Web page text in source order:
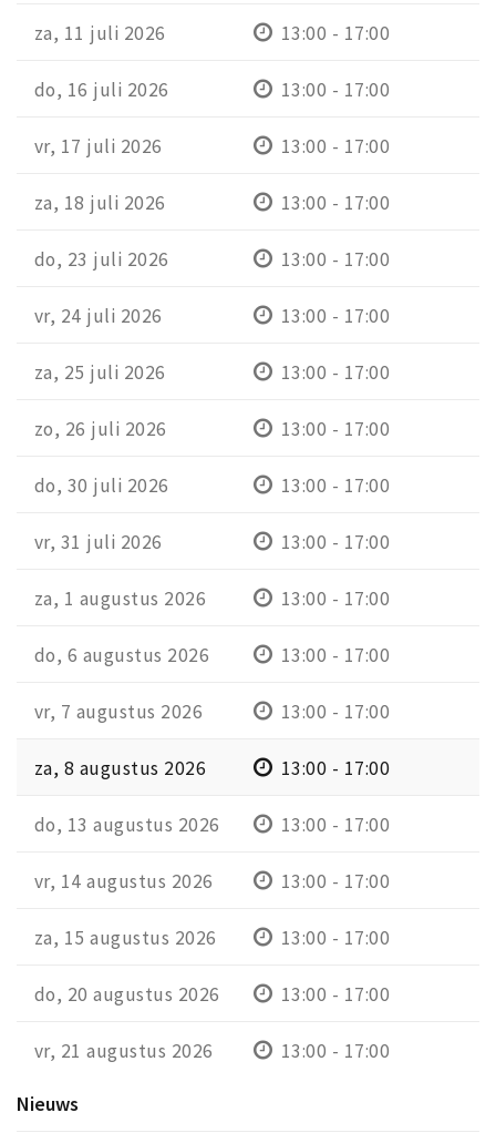
za, 11 juli 2026 13:00 - 17:00
do, 16 juli 2026 13:00 - 17:00
vr, 17 juli 2026 13:00 - 17:00
za, 18 juli 2026 13:00 - 17:00
do, 23 juli 2026 13:00 - 17:00
vr, 24 juli 2026 13:00 - 17:00
za, 25 juli 2026 13:00 - 17:00
zo, 26 juli 2026 13:00 - 17:00
do, 30 juli 2026 13:00 - 17:00
vr, 31 juli 2026 13:00 - 17:00
za, 1 augustus 2026 13:00 - 17:00
do, 6 augustus 2026 13:00 - 17:00
vr, 7 augustus 2026 13:00 - 17:00
za, 8 augustus 2026 13:00 - 17:00
do, 13 augustus 2026 13:00 - 17:00
vr, 14 augustus 2026 13:00 - 17:00
za, 15 augustus 2026 13:00 - 17:00
do, 20 augustus 2026 13:00 - 17:00
vr, 21 augustus 2026 13:00 - 17:00
Nieuws